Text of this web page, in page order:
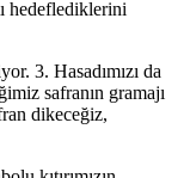
hedeflediklerini
3. Hasadımızı da
safranın gramajı
dikeceğiz,